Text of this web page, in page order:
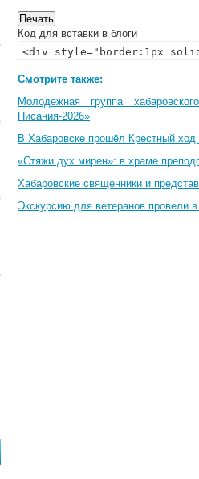
Код для вставки в блоги
Смотрите также:
Молодежная группа
Писания-2026»
В Хабаровске прошёл Крестный ход
«Стяжи дух мирен»: в храме
Хабаровские священники и
Экскурсию для ветеранов провели